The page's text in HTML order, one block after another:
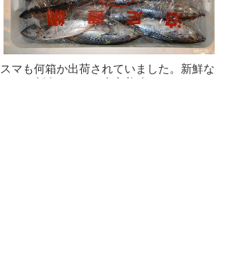
スマも何箱か出荷されていました。新鮮な